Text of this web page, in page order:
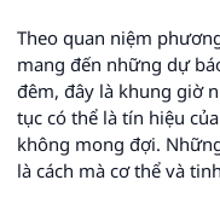
Theo quan niệm
mang đến những dự
đêm, đây là khung giờ
tục có thể là tín hiệu
không mong đợi.
là cách mà cơ thể và